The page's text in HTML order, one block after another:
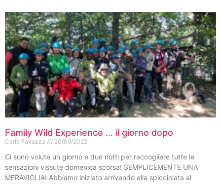
Family Wild Experience … il giorno dopo
Carla Favazza 20/09/2022
Ci sono volute un giorno e due notti per raccogliere tutte le
sensazioni vissute domenica scorsa! SEMPLICEMENTE UNA
MERAVIGLIA! Abbiamo iniziato arrivando alla spicciolata al